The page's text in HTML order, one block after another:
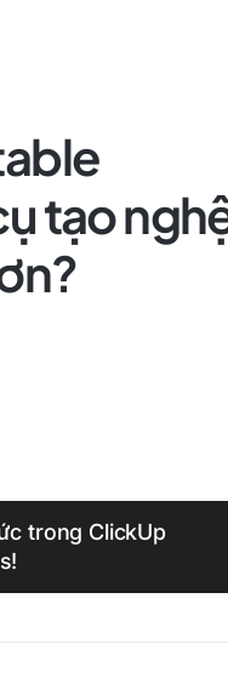
tạo
trong ClickUp